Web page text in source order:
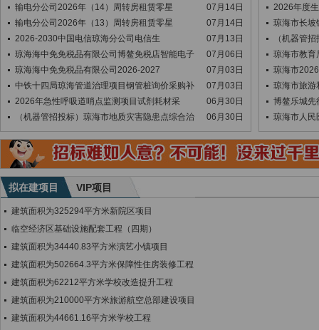
输电分公司2026年（14）周转房租赁零星
07月14日
输电分公司2026年（13）周转房租赁零星
07月14日
2026-2030中国电信琼海分公司电信生
07月13日
琼海海中免免税品有限公司博鳌免税店智能电子
07月06日
琼海海中免免税品有限公司2026-2027
07月03日
中铁十四局琼海管道治理项目钢管桩询价采购补
07月03日
2026年急性呼吸道哨点监测项目试剂耗材采
06月30日
（机器管招投标）琼海市地质灾害隐患点综合治
06月30日
2026年度
琼海市长坡
（机器管
琼海市教
琼海市
琼海市旅游
博鳌乐城先
琼海市人民
拟在建项目 VIP项目
建筑面积为325294平方米新院区项目
临空经济区基础设施配套工程（四期）
建筑面积为34440.83平方米演艺小镇项目
建筑面积为502664.3平方米保障性住房装修工程
建筑面积为62212平方米学校改造提升工程
建筑面积为210000平方米旅游航空总部建设项目
建筑面积为44661.16平方米学校工程